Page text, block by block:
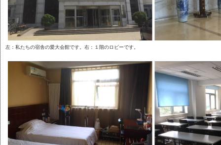
左：私たちの宿舎の愛大会館です。右：１階のロビーです。